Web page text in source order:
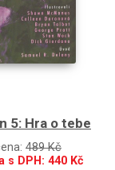
5: Hra o tebe
489 Kč
s DPH: 440 Kč